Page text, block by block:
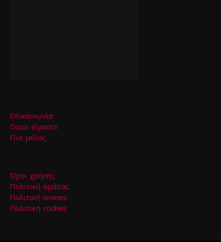
Επικοινωνία
Ποιοι είμαστε
Γίνε μέλος
Όροι χρήσης
Πολιτική ομάδας
Πολιτική reviews
Πολιτική cookies